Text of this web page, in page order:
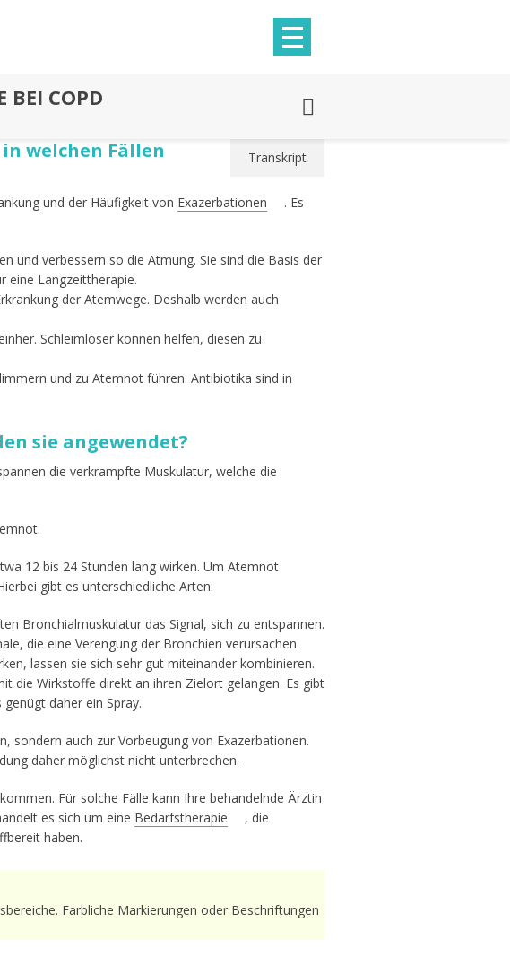
BEI COPD
Transkript
welchen Fällen
und der Häufigkeit von Exazerbationen
. Es
und verbessern so die Atmung. Sie sind die Basis der
eine Langzeittherapie.
der Atemwege. Deshalb werden auch
Schleimlöser können helfen, diesen zu
und zu Atemnot führen. Antibiotika sind in
sie angewendet?
die verkrampfte Muskulatur, welche die
12 bis 24 Stunden lang wirken. Um Atemnot
gibt es unterschiedliche Arten:
Bronchialmuskulatur das Signal, sich zu entspannen.
die eine Verengung der Bronchien verursachen.
lassen sie sich sehr gut miteinander kombinieren.
die Wirkstoffe direkt an ihren Zielort gelangen. Es gibt
daher ein Spray.
sondern auch zur Vorbeugung von Exazerbationen.
daher möglichst nicht unterbrechen.
Für solche Fälle kann Ihre behandelnde Ärztin
es sich um eine Bedarfstherapie
, die
haben.
Farbliche Markierungen oder Beschriftungen